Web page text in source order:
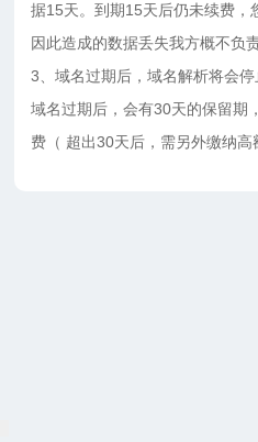
据15天。到期15天后仍未续费，
因此造成的数据丢失我方概不负责
3、域名过期后，域名解析将会停
域名过期后，会有30天的保留期
费（ 超出30天后，需另外缴纳高